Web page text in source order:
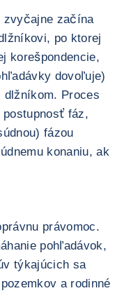
zvyčajne začína
po ktorej
korešpondencie,
dovoľuje)
Proces
postupnosť fáz,
fázou
konaniu, ak
právomoc.
pohľadávok,
týkajúcich sa
a rodinné